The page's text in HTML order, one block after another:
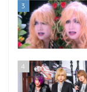
3
4